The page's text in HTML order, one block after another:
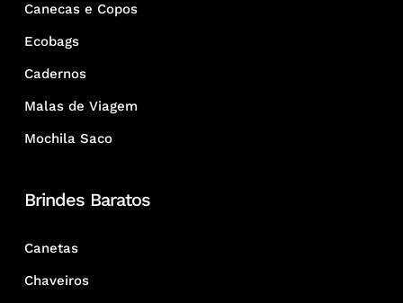
Canecas e Copos
Ecobags
Cadernos
Malas de Viagem
Mochila Saco
Brindes Baratos
Canetas
Chaveiros